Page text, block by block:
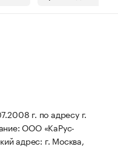
г. по адресу г.
ООО «КаРус-
адрес: г. Москва,